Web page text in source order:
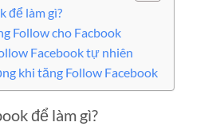
để làm gì?
Follow cho Facbook
Facebook tự nhiên
khi tăng Follow Facebook
để làm gì?